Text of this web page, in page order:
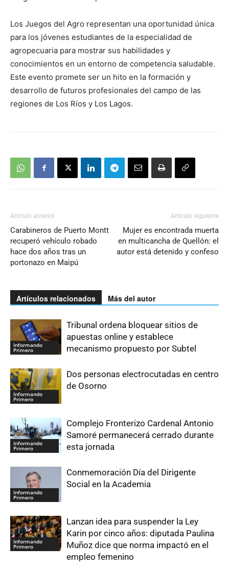
Los Juegos del Agro representan una oportunidad única
para los jóvenes estudiantes de la especialidad de
agropecuaria para mostrar sus habilidades y
conocimientos en un entorno de competencia saludable.
Este evento promete ser un hito en la formación y
desarrollo de futuros profesionales del campo de las
regiones de Los Ríos y Los Lagos.
Artículo anterior
Carabineros de Puerto Montt
recuperó vehículo robado
hace dos años tras un
portonazo en Maipú
Artículo siguiente
Mujer es encontrada muerta
en multicancha de Quellón: el
autor está detenido y confeso
Artículos relacionados Más del autor
Informando
Primero
Tribunal ordena bloquear sitios de
apuestas online y establece
mecanismo propuesto por Subtel
Informando
Primero
Dos personas electrocutadas en centro
de Osorno
Informando
Primero
Complejo Fronterizo Cardenal Antonio
Samoré permanecerá cerrado durante
esta jornada
Informando
Primero
Conmemoración Día del Dirigente
Social en la Academia
Informando
Primero
Lanzan idea para suspender la Ley
Karin por cinco años: diputada Paulina
Muñoz dice que norma impactó en el
empleo femenino